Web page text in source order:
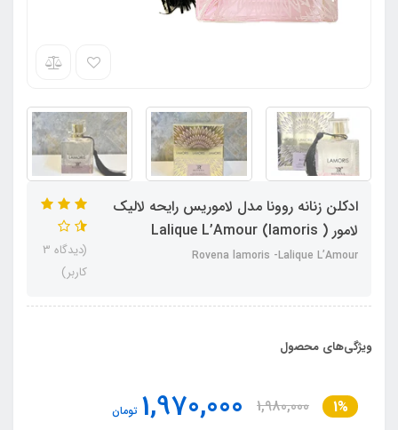
ادکلن زنانه روونا مدل لاموریس رایحه لالیک
لامور ( lamoris) Lalique L’Amour
Rovena lamoris -Lalique L’Amour
(دیدگاه 3
کاربر)
ویژگی‌های محصول
1%
1,980,000
1,970,000 تومان